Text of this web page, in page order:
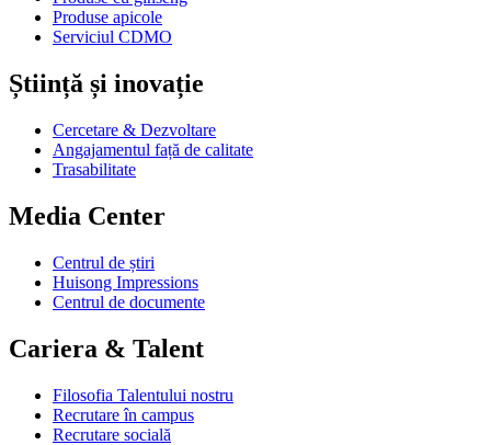
Produse apicole
Serviciul CDMO
Știință și inovație
Cercetare & Dezvoltare
Angajamentul față de calitate
Trasabilitate
Media Center
Centrul de știri
Huisong Impressions
Centrul de documente
Cariera & Talent
Filosofia Talentului nostru
Recrutare în campus
Recrutare socială